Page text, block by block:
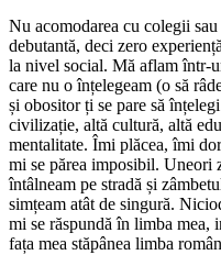
Nu acomodarea cu colegii
debutantă, deci zero
la nivel social. Mă aflam într-
care nu o înțelegeam (o să
și obositor ți se pare să
civilizație, altă cultură, altă
mentalitate. Îmi plăcea, îmi
mi se părea imposibil. Uneori
întâlneam pe stradă și
simțeam atât de singură.
mi se răspundă în limba mea,
fața mea stăpânea limba